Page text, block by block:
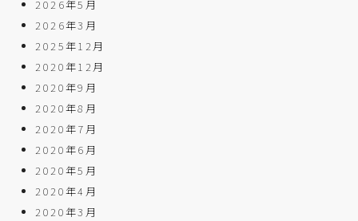
2026年5月
2026年3月
2025年12月
2020年12月
2020年9月
2020年8月
2020年7月
2020年6月
2020年5月
2020年4月
2020年3月